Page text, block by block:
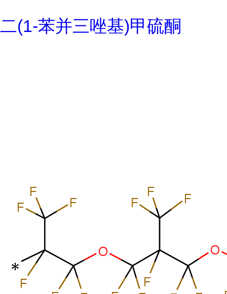
二(1-苯并三唑基)甲硫酮